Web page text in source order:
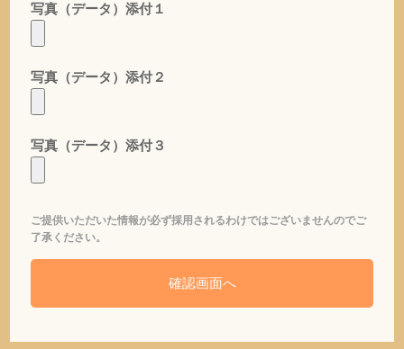
写真（データ）添付１
写真（データ）添付２
写真（データ）添付３
ご提供いただいた情報が必ず採用されるわけではございませんのでご
了承ください。